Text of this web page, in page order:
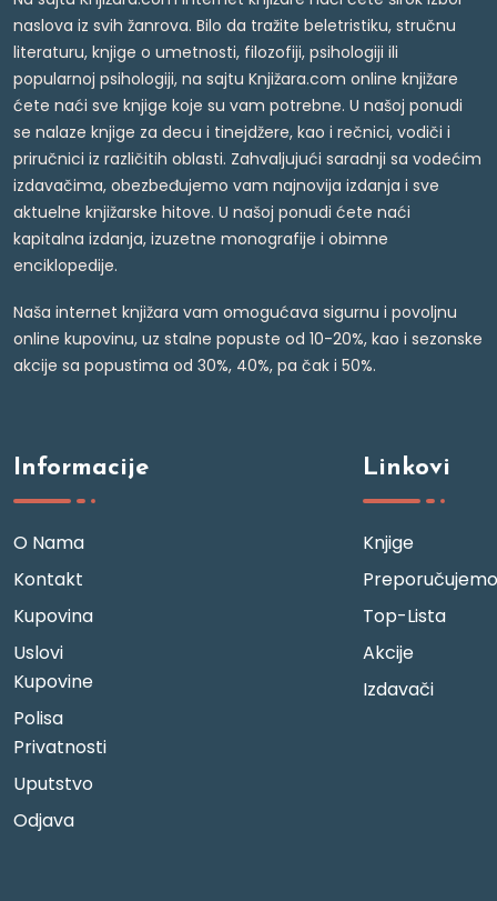
naslova iz svih žanrova. Bilo da tražite beletristiku, stručnu
literaturu, knjige o umetnosti, filozofiji, psihologiji ili
popularnoj psihologiji, na sajtu Knjižara.com online knjižare
ćete naći sve knjige koje su vam potrebne. U našoj ponudi
se nalaze knjige za decu i tinejdžere, kao i rečnici, vodiči i
priručnici iz različitih oblasti. Zahvaljujući saradnji sa vodećim
izdavačima, obezbeđujemo vam najnovija izdanja i sve
aktuelne knjižarske hitove. U našoj ponudi ćete naći
kapitalna izdanja, izuzetne monografije i obimne
enciklopedije.
Naša internet knjižara vam omogućava sigurnu i povoljnu
online kupovinu, uz stalne popuste od 10-20%, kao i sezonske
akcije sa popustima od 30%, 40%, pa čak i 50%.
Informacije
O Nama
Kontakt
Kupovina
Uslovi
Kupovine
Polisa
Privatnosti
Uputstvo
Odjava
Linkovi
Knjige
Preporučujemo
Top-Lista
Akcije
Izdavači